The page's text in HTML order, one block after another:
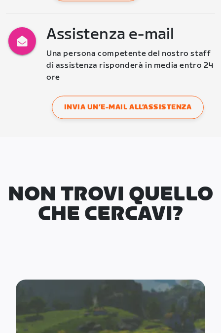
Assistenza e-mail
Una persona competente del nostro staff
di assistenza risponderà in media entro 24
ore
INVIA UN’E-MAIL ALL’ASSISTENZA
NON TROVI QUELLO
CHE CERCAVI?